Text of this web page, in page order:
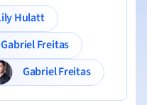
Lily Hulatt
Gabriel Freitas
Gabriel Freitas